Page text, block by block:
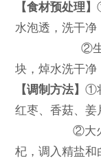
【食材预处理】
水泡透，洗干净
②生姜洗干
块，焯水洗干净
【调制方法】①
红枣、香菇、姜
②大火煮沸
杞，调入精盐和